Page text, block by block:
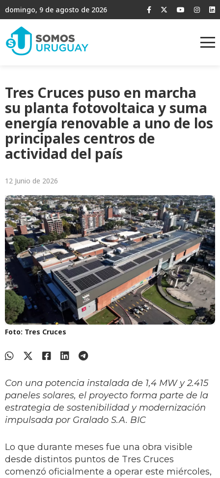
domingo, 9 de agosto de 2026
Tres Cruces puso en marcha
su planta fotovoltaica y suma
energía renovable a uno de los
principales centros de
actividad del país
12 Junio de 2026
Foto: Tres Cruces
Con una potencia instalada de 1,4 MW y 2.415
paneles solares, el proyecto forma parte de la
estrategia de sostenibilidad y modernización
impulsada por Gralado S.A. BIC
Lo que durante meses fue una obra visible
desde distintos puntos de Tres Cruces
comenzó oficialmente a operar este miércoles,